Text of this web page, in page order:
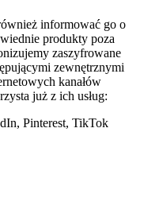
informować go o
produkty poza
zaszyfrowane
zewnętrznymi
kanałów
już z ich usług:
Pinterest, TikTok